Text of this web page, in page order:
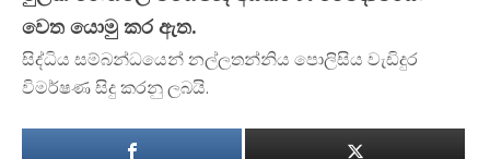
වෙත යොමු කර ඇත.
සිද්ධිය සම්බන්ධයෙන් නල්ලතන්නිය පොලිසිය වැඩිදුර
විමර්ෂණ සිදු කරනු ලබයි.